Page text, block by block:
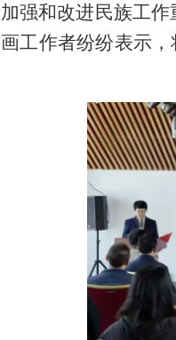
强和改进民族工
工作者纷纷表示